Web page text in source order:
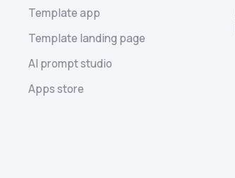
Template app
Template landing page
AI prompt studio
Apps store